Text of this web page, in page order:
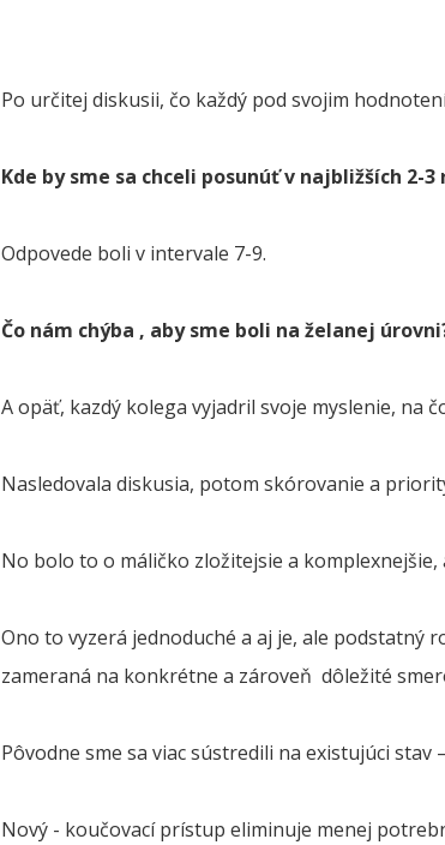
Po určitej diskusii, čo každý pod svojim
Kde by sme sa chceli posunúť v najbližších 2-
Odpovede boli v intervale 7-9.
Čo nám chýba , aby sme boli na želanej
A opäť, kazdý kolega vyjadril svoje myslenie, na
Nasledovala diskusia, potom skórovanie a
No bolo to o máličko zložitejsie a komplexnejšie,
Ono to vyzerá jednoduché a aj je, ale podstatný
zameraná na konkrétne a zároveň dôležité
Pôvodne sme sa viac sústredili na existujúci stav
Nový - koučovací prístup eliminuje menej